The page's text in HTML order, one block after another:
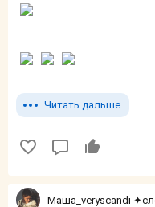
Читать дальше
Маша_veryscandi